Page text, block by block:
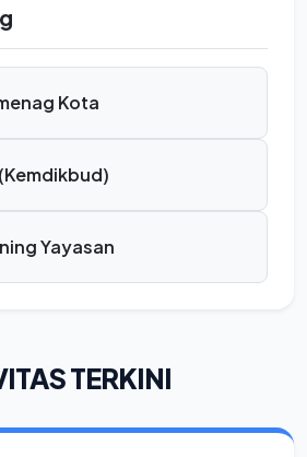
Kota
Yayasan
TERKINI